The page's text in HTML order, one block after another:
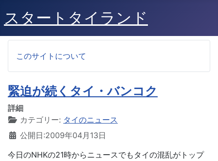
スタートタイランド
このサイトについて
緊迫が続くタイ・バンコク
詳細
カテゴリー: タイのニュース
公開日:2009年04月13日
今日のNHKの21時からニュースでもタイの混乱がトップ